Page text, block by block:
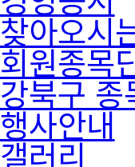
찾아오시
회원종목
강북구 종
행사안내
갤러리